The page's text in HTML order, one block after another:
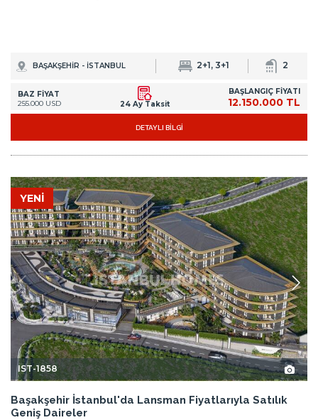
BAŞAKŞEHİR - İSTANBUL 2+1, 3+1 2
BAZ FİYAT
255.000 USD
24 Ay Taksit
BAŞLANGIÇ FİYATI
12.150.000 TL
DETAYLI BİLGİ
YENİ
IST-1858
Başakşehir İstanbul'da Lansman Fiyatlarıyla Satılık
Geniş Daireler